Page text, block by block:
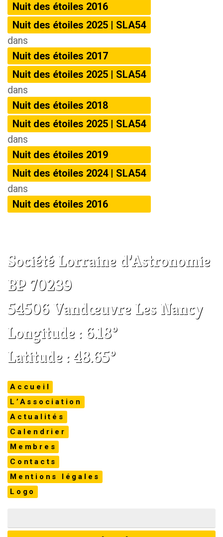
Nuit des étoiles 2016
Nuit des étoiles 2025 | SLA54
dans
Nuit des étoiles 2017
Nuit des étoiles 2025 | SLA54
dans
Nuit des étoiles 2018
Nuit des étoiles 2025 | SLA54
dans
Nuit des étoiles 2019
Nuit des étoiles 2024 | SLA54
dans
Nuit des étoiles 2016
Société Lorraine d’Astronomie
BP 70239
54506 Vandœuvre Les Nancy
Longitude : 6.18°
Latitude : 48.65°
Accueil
L’Association
Actualités
Calendrier
Membres
Contacts
Mentions légales
Logo